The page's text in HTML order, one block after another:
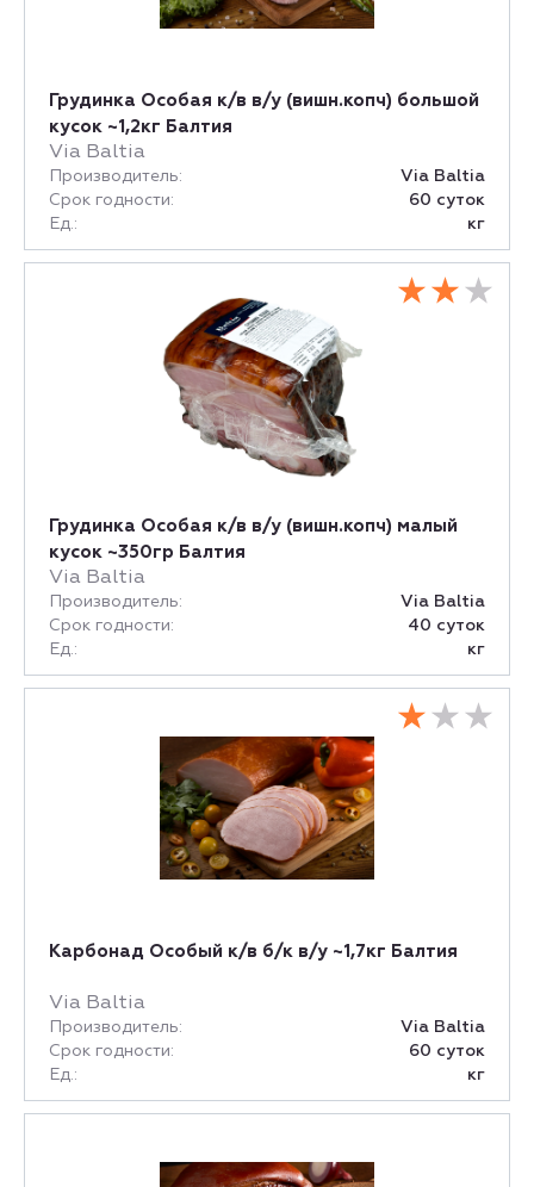
Грудинка Особая к/в в/у (вишн.копч) большой
кусок ~1,2кг Балтия
Via Baltia
Производитель:
Via Baltia
Срок годности:
60 суток
Ед.:
кг
Грудинка Особая к/в в/у (вишн.копч) малый
кусок ~350гр Балтия
Via Baltia
Производитель:
Via Baltia
Срок годности:
40 суток
Ед.:
кг
Карбонад Особый к/в б/к в/у ~1,7кг Балтия
Via Baltia
Производитель:
Via Baltia
Срок годности:
60 суток
Ед.:
кг